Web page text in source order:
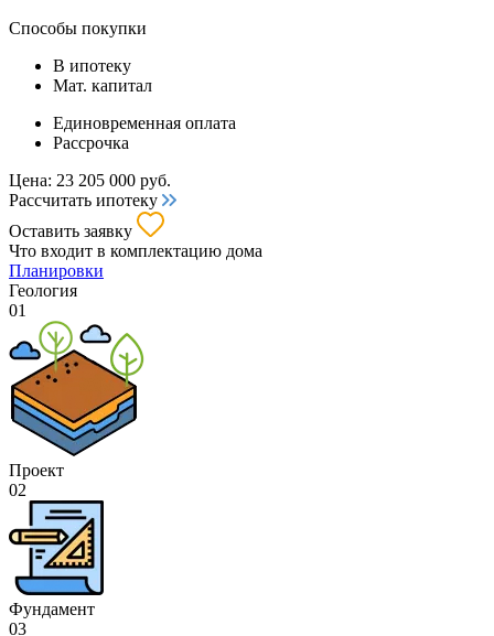
Способы покупки
В ипотеку
Мат. капитал
Единовременная оплата
Рассрочка
Цена: 23 205 000 руб.
Рассчитать ипотеку
Оставить заявку
Что входит в комплектацию дома
Планировки
Геология
01
Проект
02
Фундамент
03